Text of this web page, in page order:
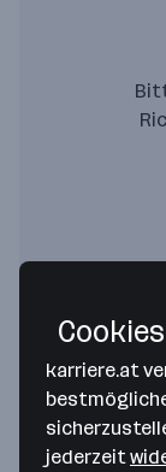
karriere.at
jederzeit